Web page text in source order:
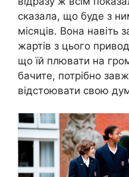
сказала, що буде з
місяців. Вона навіть
жартів з цього
що їй плювати на
бачите, потрібно
відстоювати свою